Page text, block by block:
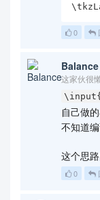
0
Balance
这家伙很
自己做
不知道
这个思
0